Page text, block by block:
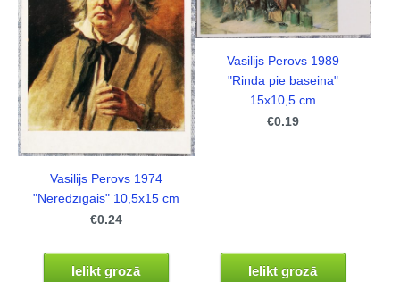
Vasilijs Perovs 1974
"Neredzīgais" 10,5x15 cm
€0.24
Ielikt grozā
Vasilijs Perovs 1989
"Rinda pie baseina"
15x10,5 cm
€0.19
Ielikt grozā